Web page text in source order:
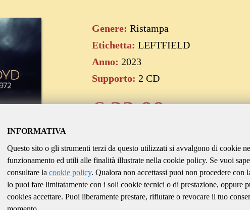
Genere: Ristampa
Etichetta: LEFTFIELD
Anno: 2023
Supporto: 2 CD
€22.00
Aggiungi al carrello
INFORMATIVA
Questo sito o gli strumenti terzi da questo utilizzati si avvalgono di cookie
funzionamento ed utili alle finalità illustrate nella cookie policy. Se vuoi
consultare la cookie policy. Qualora non accettassi puoi non procedere con
lo puoi fare limitatamente con i soli cookie tecnici o di prestazione, oppure
cookies accettare. Puoi liberamente prestare, rifiutare o revocare il tuo